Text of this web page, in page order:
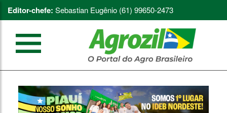
Editor-chefe: Sebastian Eugênio (61) 99650-2473